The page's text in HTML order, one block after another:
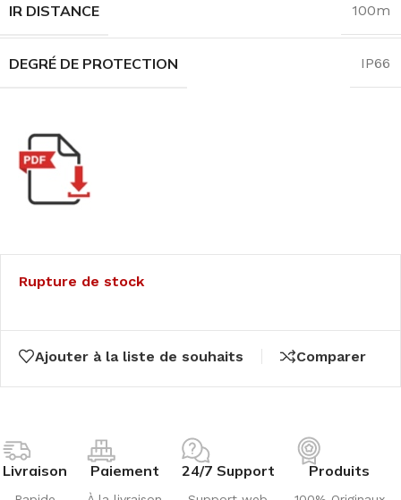
IR DISTANCE 100m
DEGRÉ DE PROTECTION IP66
Rupture de stock
Ajouter à la liste de souhaits Comparer
Livraison Paiement 24/7 Support Produits